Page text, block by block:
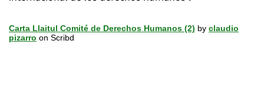
Carta Llaitul Comité de Derechos Humanos (2) by claudio
pizarro on Scribd